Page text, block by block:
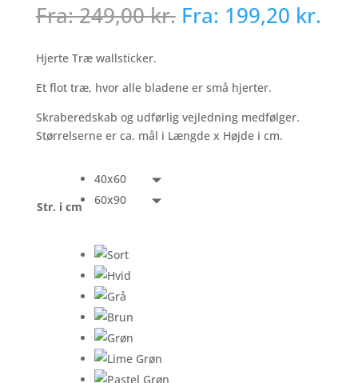
Fra:249,00kr. Fra: 199,20 kr.
Hjerte Træ wallsticker.
Et flot træ, hvor alle bladene er små hjerter.
Skraberedskab og udførlig vejledning medfølger.
Størrelserne er ca. mål i Længde x Højde i cm.
Str. i cm
40x60
60x90